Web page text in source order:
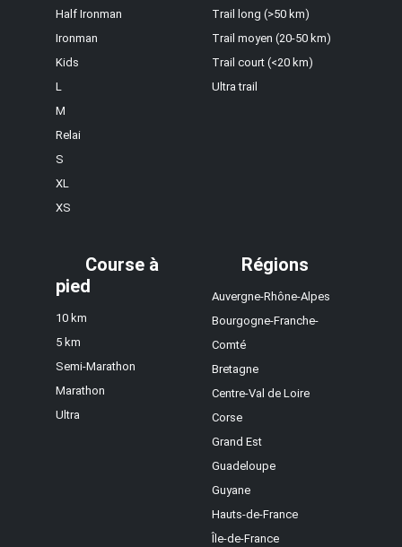
Half Ironman
Ironman
Kids
L
M
Relai
S
XL
XS
Trail long (>50 km)
Trail moyen (20-50 km)
Trail court (<20 km)
Ultra trail
Course à
pied
10 km
5 km
Semi-Marathon
Marathon
Ultra
Régions
Auvergne-Rhône-Alpes
Bourgogne-Franche-
Comté
Bretagne
Centre-Val de Loire
Corse
Grand Est
Guadeloupe
Guyane
Hauts-de-France
Île-de-France